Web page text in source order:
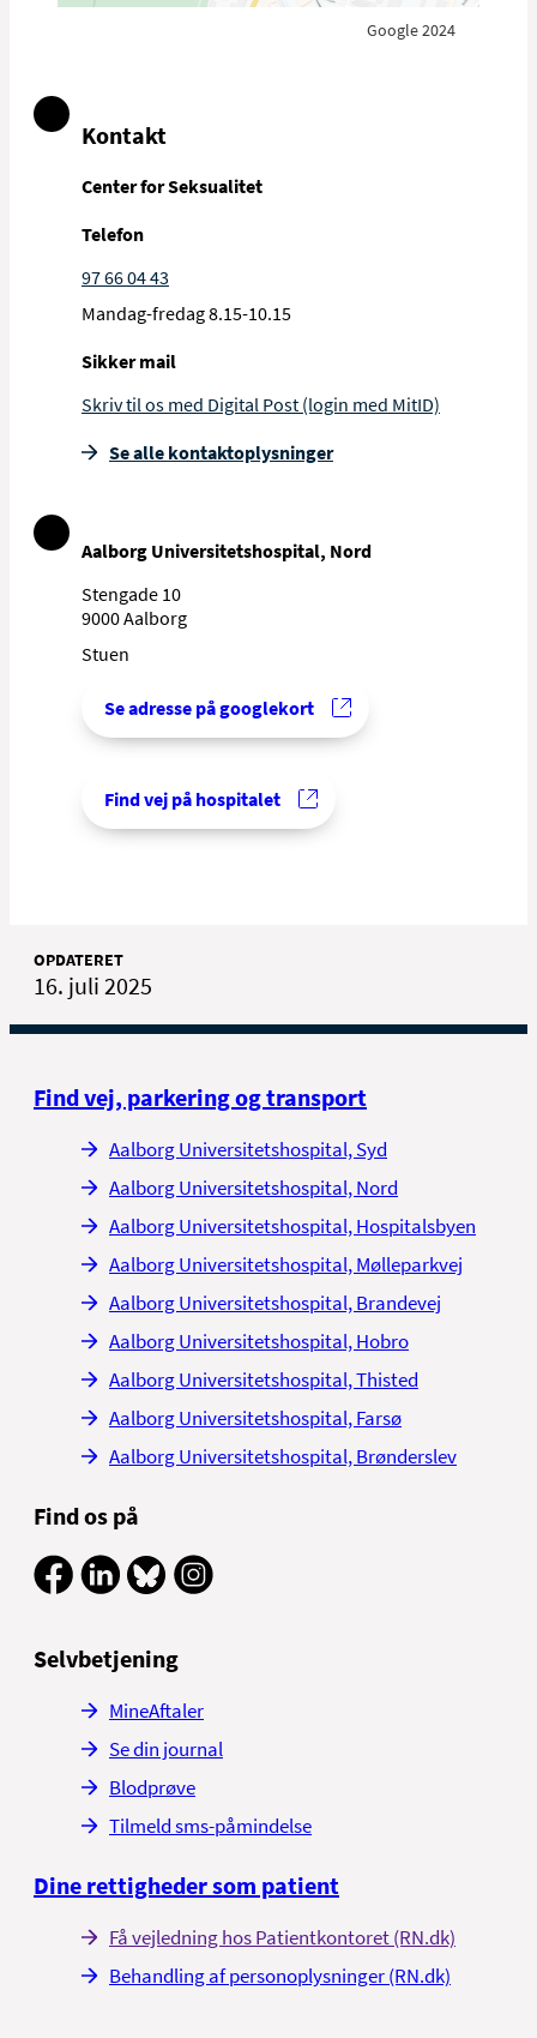
andre patienter kommer til skade eller får
hvordan du rapporterer dem.
hvordan du rapporterer dem (rn.dk)
Google 2024
Kontakt
Center for Seksualitet
Telefon
97 66 04 43
Mandag-fredag 8.15-10.15
Sikker mail
Skriv til os med Digital Post (login med MitID)
Se alle kontakt­oplysninger
Aalborg Universitetshospital, Nord
Stengade 10
9000 Aalborg
Stuen
Se adresse på googlekort
Find vej på hospitalet
OPDATERET
16. juli 2025
Find vej, parkering og transport
Aalborg Universitetshospital, Syd
Aalborg Universitetshospital, Nord
Aalborg Universitetshospital, Hospitalsbyen
Aalborg Universitetshospital, Mølleparkvej
Aalborg Universitetshospital, Brandevej
Aalborg Universitetshospital, Hobro
Aalborg Universitetshospital, Thisted
Aalborg Universitetshospital, Farsø
Aalborg Universitetshospital, Brønderslev
Find os på
Selvbetjening
MineAftaler
Se din journal
Blodprøve
Tilmeld sms-påmindelse
Dine rettigheder som patient
Få vejledning hos Patientkontoret (RN.dk)
Behandling af personoplysninger (RN.dk)